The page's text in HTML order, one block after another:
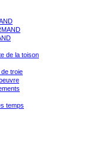
de la toison
troie
temps